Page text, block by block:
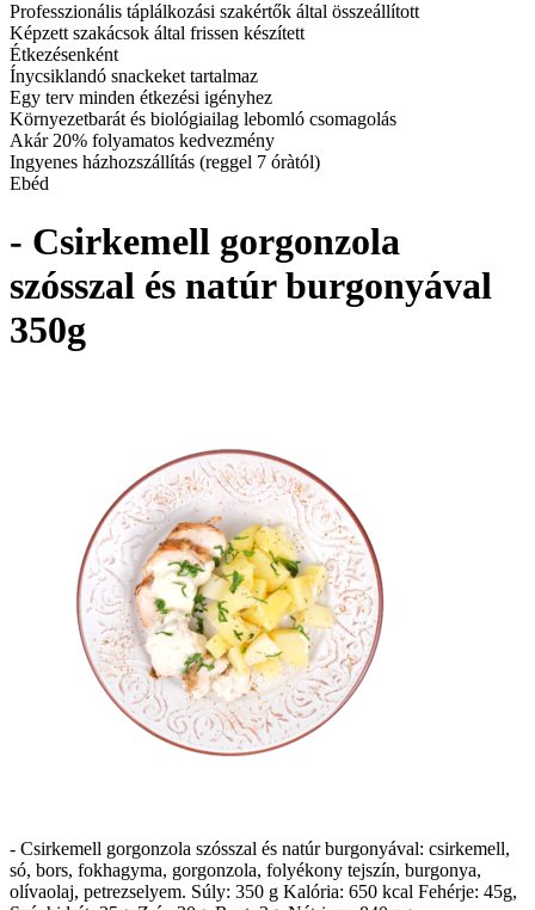
Professzionális táplálkozási szakértők által összeállított
Képzett szakácsok által frissen készített
Étkezésenként
Ínycsiklandó snackeket tartalmaz
Egy terv minden étkezési igényhez
Környezetbarát és biológiailag lebomló csomagolás
Akár 20% folyamatos kedvezmény
Ingyenes házhozszállítás (reggel 7 óràtól)
Ebéd
- Csirkemell gorgonzola
szósszal és natúr burgonyával
350g
- Csirkemell gorgonzola szósszal és natúr burgonyával: csirkemell,
só, bors, fokhagyma, gorgonzola, folyékony tejszín, burgonya,
olívaolaj, petrezselyem. Súly: 350 g Kalória: 650 kcal Fehérje: 45g,